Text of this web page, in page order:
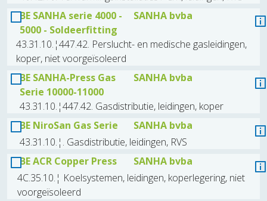
BE SANHA serie 4000 -
5000 - Soldeerfitting
SANHA bvba
43.31.10.¦447.42. Perslucht- en medische gasleidingen,
koper, niet voorgeïsoleerd
BE SANHA-Press Gas
Serie 10000-11000
SANHA bvba
43.31.10.¦447.42. Gasdistributie, leidingen, koper
BE NiroSan Gas Serie
SANHA bvba
43.31.10.¦. Gasdistributie, leidingen, RVS
BE ACR Copper Press
SANHA bvba
4C.35.10.¦ Koelsystemen, leidingen, koperlegering, niet
voorgeïsoleerd